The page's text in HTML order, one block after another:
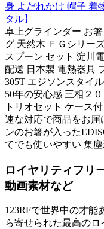
身 よだれかけ 帽子 着
タル】
卓上グラインダー お
グ 天然木 ＦＧシリー
スプーン セット 淀川
配送 日本製 電熱器具
305T エジソンスタイ
50年の安心感 三相２
トリオセット ケース
速な対応で商品をお届
ンのお箸が入った
てでも使いやすい 集
ロイヤリティフリ
動画素材など
123RFで世界中の才能
ら寄せられた最高の